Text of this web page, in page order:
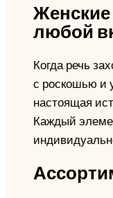
Женские
любой
Когда речь
с роскошью и
настоящая
Каждый